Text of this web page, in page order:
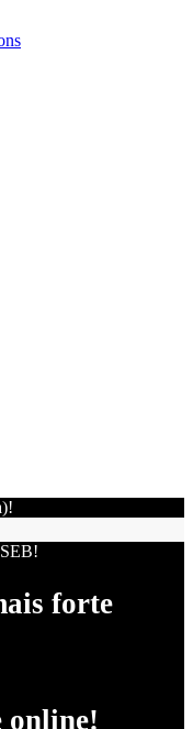
forte
online!